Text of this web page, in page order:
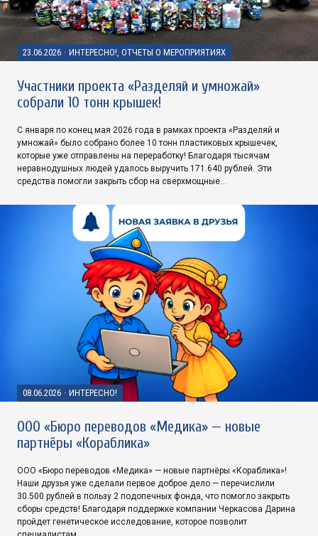
23.06.2026 · ИНТЕРЕСНО!, ОТЧЕТЫ О МЕРОПРИЯТИЯХ
Участники проекта «Разделяй и умножай»
собрали 10 тонн крышек!
С января по конец мая 2026 года в рамках проекта «Разделяй и
умножай» было собрано более 10 тонн пластиковых крышечек,
которые уже отправлены на переработку! Благодаря тысячам
неравнодушных людей удалось выручить 171.640 рублей. Эти
средства помогли закрыть сбор на сверхмощные…
08.06.2026 · ИНТЕРЕСНО!
ООО «Бюро переводов «Медика» — новые
партнёры «Кораблика»
ООО «Бюро переводов «Медика» — новые партнёры «Кораблика»!
Наши друзья уже сделали первое доброе дело — перечислили
30.500 рублей в пользу 2 подопечных фонда, что помогло закрыть
сборы средств! Благодаря поддержке компании Черкасова Дарина
пройдет генетическое исследование, которое позволит